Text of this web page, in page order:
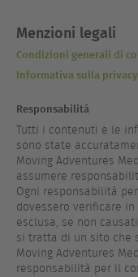
Menzioni legali
Condizioni generali di
Informativa sulla
Responsabilitá
Tutti i contenuti e le
sono state
Moving Adventures
assumere
Ogni responsabilità
dovessero verificare
esclusa, se non
si tratta di un sito che
Moving Adventures
responsabilità per il